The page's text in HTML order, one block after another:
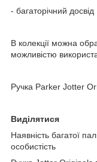
- багаторічний
В колекції можна
можливістю
Ручка Parker Jotter
Виділятися
Наявність багатої
особистість